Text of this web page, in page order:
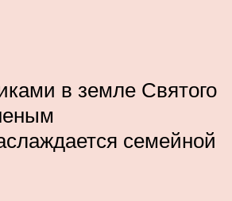
в земле Святого
семейной